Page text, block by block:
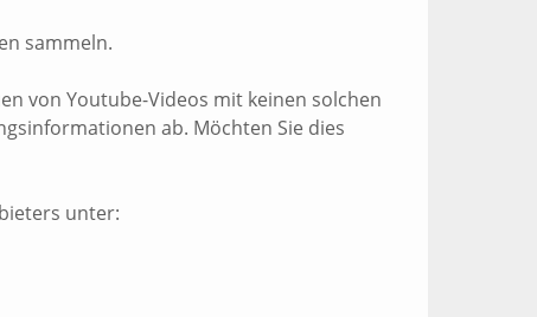
sammeln.
von Youtube-Videos mit keinen solchen
ab. Möchten Sie dies
unter: